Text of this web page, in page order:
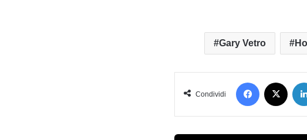
Gary Vetro
Condividi
Facebook